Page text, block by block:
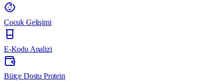
Çocuk Gelişimi
E-Kodu Analizi
Bütçe Dostu Protein